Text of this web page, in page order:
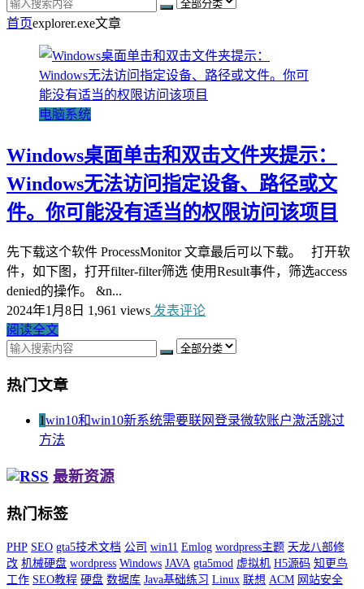
首页explorer.exe文章
电脑系统
Windows桌面单击和双击文件夹提示：
Windows无法访问指定设备、路径或文
件。你可能没有适当的权限访问该项目
先下载这个软件 ProcessMonitor 文章最后可以下载。 打开软
件，如下图，打开filter-filter筛选 使用Result事件，筛选access
denied的操作。 &n...
2024年1月8日 1,961 views 发表评论
阅读全文
热门文章
1win10和win10新系统需要联网登录微软账户激活跳过
方法
最新资源
热门标签
PHP SEO gta5技术文档 公司 win11 Emlog wordpress主题 天龙八部修
改 机械硬盘 wordpress Windows JAVA gta5mod 虚拟机 H5源码 知更鸟
工作 SEO教程 硬盘 数据库 Java基础练习 Linux 联想 ACM 网站安全